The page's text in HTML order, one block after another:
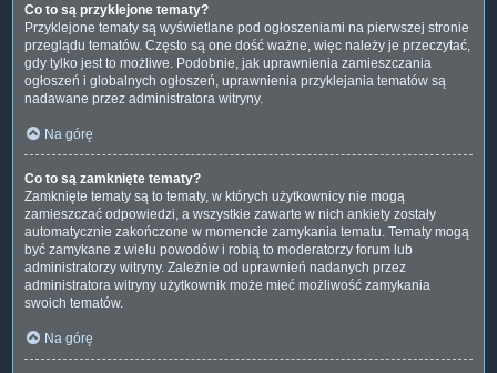
Co to są przyklejone tematy?
Przyklejone tematy są wyświetlane pod ogłoszeniami na pierwszej stronie
przeglądu tematów. Często są one dość ważne, więc należy je przeczytać,
gdy tylko jest to możliwe. Podobnie, jak uprawnienia zamieszczania
ogłoszeń i globalnych ogłoszeń, uprawnienia przyklejania tematów są
nadawane przez administratora witryny.
Na górę
Co to są zamknięte tematy?
Zamknięte tematy są to tematy, w których użytkownicy nie mogą
zamieszczać odpowiedzi, a wszystkie zawarte w nich ankiety zostały
automatycznie zakończone w momencie zamykania tematu. Tematy mogą
być zamykane z wielu powodów i robią to moderatorzy forum lub
administratorzy witryny. Zależnie od uprawnień nadanych przez
administratora witryny użytkownik może mieć możliwość zamykania
swoich tematów.
Na górę